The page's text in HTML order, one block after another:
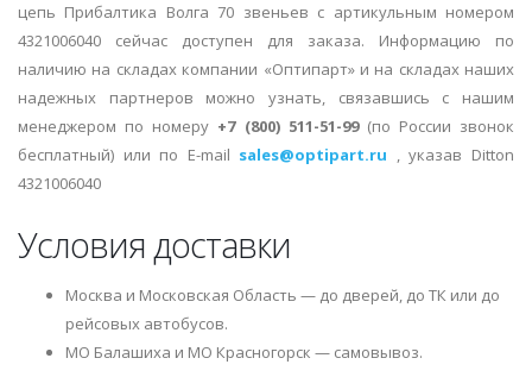
цепь Прибалтика Волга 70 звеньев с артикульным номером
4321006040 сейчас доступен для заказа. Информацию по
наличию на складах компании «Оптипарт» и на складах наших
надежных партнеров можно узнать, связавшись с нашим
менеджером по номеру +7 (800) 511-51-99(по России звонок
бесплатный) или по E-mail sales@optipart.ru , указав Ditton
4321006040
Условия доставки
Москва и Московская Область — до дверей, до ТК или до
рейсовых автобусов.
МО Балашиха и МО Красногорск — самовывоз.